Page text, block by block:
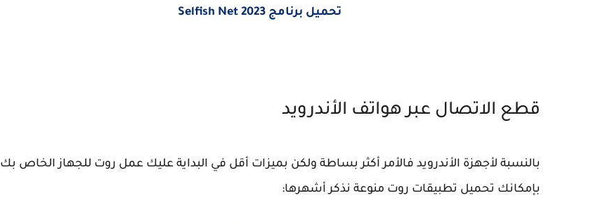
تحميل برنامج Selfish Net 2023
قطع الاتصال عبر هواتف الأندرويد
بالنسبة لأجهزة الأندرويد فالأمر أكثر بساطة ولكن بميزات أقل في البداية عليك عمل روت للجهاز الخاص بك
بإمكانك تحميل تطبيقات روت منوعة نذكر أشهرها: